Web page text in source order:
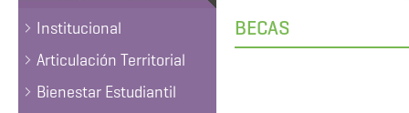
Institucional
Articulación Territorial
Bienestar Estudiantil
BECAS